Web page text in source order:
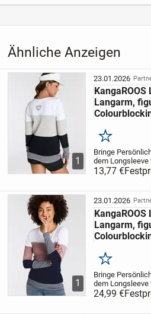
* * *
Der Markenname ist Eigentum
hier nur verwendet, weil er
die Qualität kennzeichnet.
Dieser Verkauf erfolgt, da von
"Unter Ausschluss jeglicher
Absoluter * FEST- PREIS: 13,00€ *
verhandelbar!
plus einer Kosten- Pauschale von
Ähnliche Anzeigen
1
23.01.2026
Langarm,
Merken
Bringe
dem Longsleeve
stilsicher
Look den
13,77 €
1
23.01.2026
Langarm,
Merken
Bringe
dem Longsleeve
stilsicher
Look den
24,99 €